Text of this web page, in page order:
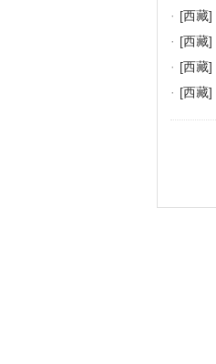
· [西藏]
· [西藏]
· [西藏]
· [西藏]